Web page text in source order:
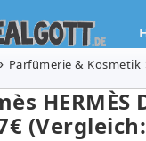
Parfümerie & Kosmetik